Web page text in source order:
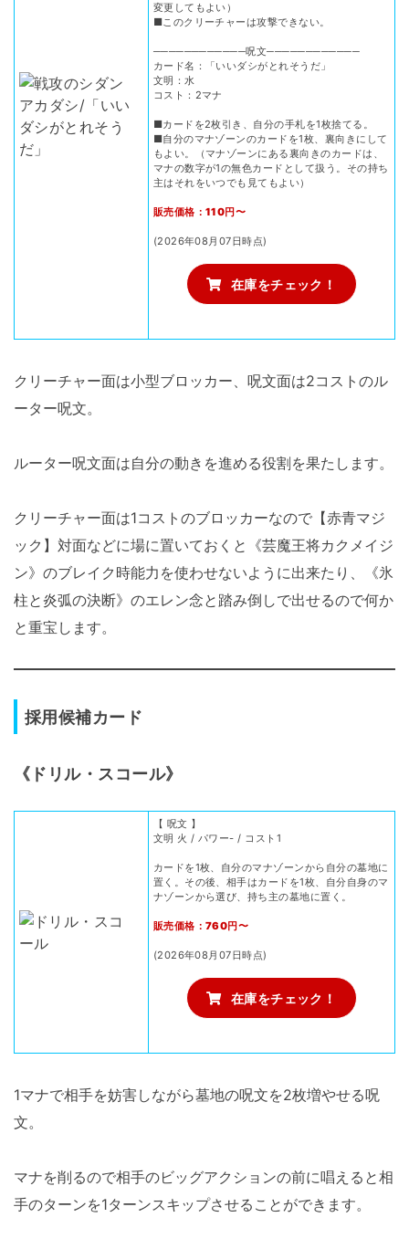
変更してもよい）
■このクリーチャーは攻撃できない。
────────────呪文────────────
カード名：「いいダシがとれそうだ」
文明：水
コスト：2マナ
■カードを2枚引き、自分の手札を1枚捨てる。
■自分のマナゾーンのカードを1枚、裏向きにして
もよい。（マナゾーンにある裏向きのカードは、
マナの数字が1の無色カードとして扱う。その持ち
主はそれをいつでも見てもよい）
販売価格：110円〜
(2026年08月07日時点)
在庫をチェック！
クリーチャー面は小型ブロッカー、呪文面は2コストのル
ーター呪文。
ルーター呪文面は自分の動きを進める役割を果たします。
クリーチャー面は1コストのブロッカーなので【赤青マジ
ック】対面などに場に置いておくと《芸魔王将カクメイジ
ン》のブレイク時能力を使わせないように出来たり、《氷
柱と炎弧の決断》のエレン念と踏み倒しで出せるので何か
と重宝します。
採用候補カード
《ドリル・スコール》
【 呪文 】
文明 火 / パワー- / コスト1
カードを1枚、自分のマナゾーンから自分の墓地に
置く。その後、相手はカードを1枚、自分自身のマ
ナゾーンから選び、持ち主の墓地に置く。
販売価格：760円〜
(2026年08月07日時点)
在庫をチェック！
1マナで相手を妨害しながら墓地の呪文を2枚増やせる呪
文。
マナを削るので相手のビッグアクションの前に唱えると相
手のターンを1ターンスキップさせることができます。